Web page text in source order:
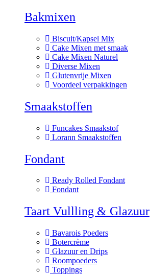
Bakmixen
Biscuit/Kapsel Mix
Cake Mixen met smaak
Cake Mixen Naturel
Diverse Mixen
Glutenvrije Mixen
Voordeel verpakkingen
Smaakstoffen
Funcakes Smaakstof
Lorann Smaakstoffen
Fondant
Ready Rolled Fondant
Fondant
Taart Vullling & Glazuur
Bavarois Poeders
Botercrème
Glazuur en Drips
Roompoeders
Toppings